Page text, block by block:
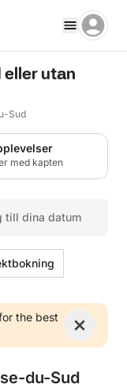
eller utan
Sud
med kapten
till dina datum
the best
du-Sud